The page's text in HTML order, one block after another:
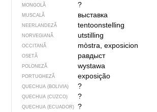
MONGOLĂ ?
MUSCALĂ выставка
NEERLANDEZĂ tentoonstelling
NORVEGIANĂ utstilling
OCCITANĂ mòstra, exposicion
OSETĂ равдыст
POLONEZĂ wystawa
PORTUGHEZĂ exposição
QUECHUA (BOLIVIA) ?
QUECHUA (CUZCO) ?
QUECHUA (ECUADOR) ?